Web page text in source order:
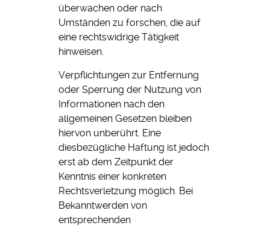
überwachen oder nach
Umständen zu forschen, die auf
eine rechtswidrige Tätigkeit
hinweisen.
Verpflichtungen zur Entfernung
oder Sperrung der Nutzung von
Informationen nach den
allgemeinen Gesetzen bleiben
hiervon unberührt. Eine
diesbezügliche Haftung ist jedoch
erst ab dem Zeitpunkt der
Kenntnis einer konkreten
Rechtsverletzung möglich. Bei
Bekanntwerden von
entsprechenden